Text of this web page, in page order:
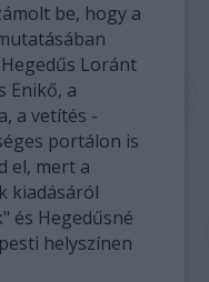
be, hogy a
Loránt
Enikő, a
a vetítés -
portálon is
el, mert a
kiadásáról
és Hegedűsné
helyszínen